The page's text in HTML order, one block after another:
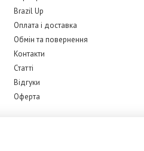
Brazil Up
Оплата і доставка
Обмін та повернення
Контакти
Статті
Відгуки
Оферта